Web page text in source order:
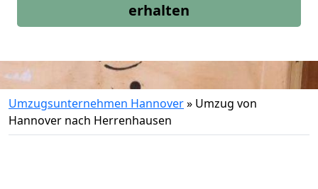
erhalten
Umzugsunternehmen Hannover» Umzug von
Hannover nach Herrenhausen